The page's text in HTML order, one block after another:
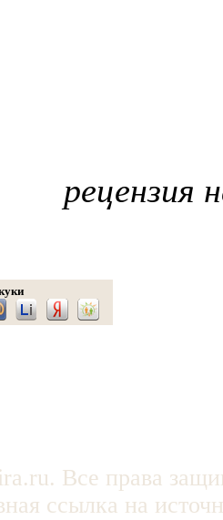
рецензия
Все права
ссылка на